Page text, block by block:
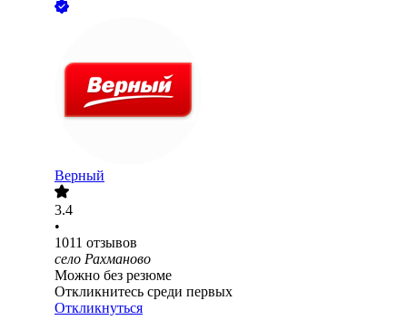
Верный
3.4
•
1011 отзывов
село Рахманово
Можно без резюме
Откликнитесь среди первых
Откликнуться